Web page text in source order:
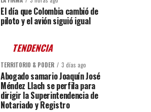
El día que Colombia cambió de
piloto y el avión siguió igual
TENDENCIA
TERRITORIO & PODER 3 días ago
Abogado samario Joaquín José
Méndez Llach se perfila para
dirigir la Superintendencia de
Notariado y Registro